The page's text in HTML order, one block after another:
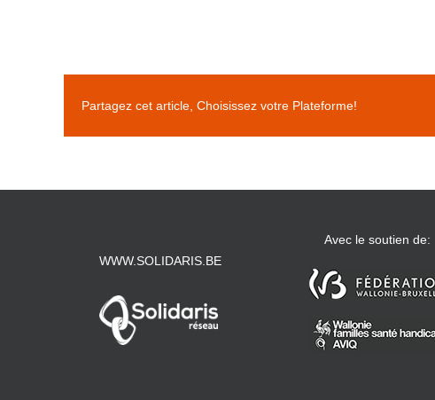
Partagez cet article, Choisissez votre Plateforme!
WWW.SOLIDARIS.BE
Avec le soutien de: